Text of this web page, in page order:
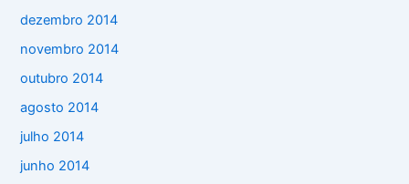
dezembro 2014
novembro 2014
outubro 2014
agosto 2014
julho 2014
junho 2014